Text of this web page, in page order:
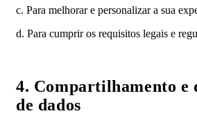
c. Para melhorar e personalizar a sua
d. Para cumprir os requisitos legais e
4. Compartilhamento e
de dados